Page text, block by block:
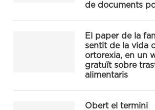
de documents
El paper de la
sentit de la vida
ortorexia, en un
gratuït sobre
alimentaris
Obert el termini